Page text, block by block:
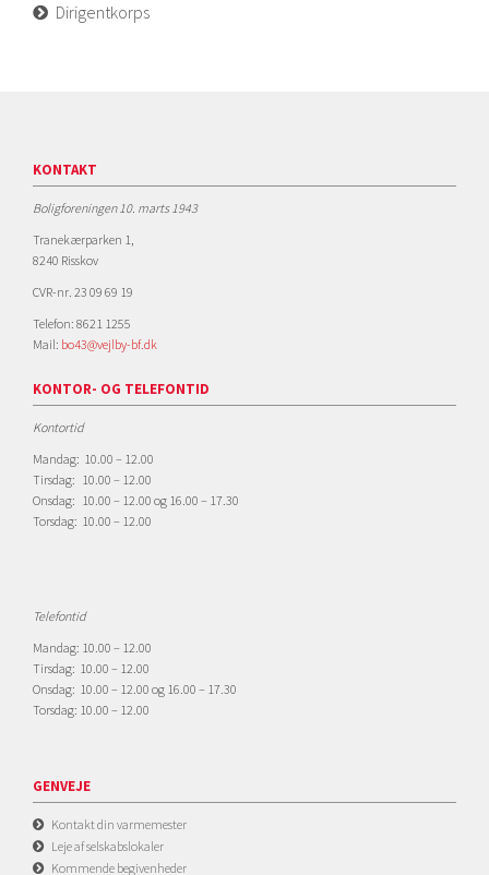
Dirigentkorps
KONTAKT
Boligforeningen 10. marts 1943
Tranekærparken 1,
8240 Risskov
CVR-nr. 23 09 69 19
Telefon: 8621 1255
Mail: bo43@vejlby-bf.dk
KONTOR- OG TELEFONTID
Kontortid
Mandag: 10.00 – 12.00
Tirsdag: 10.00 – 12.00
Onsdag: 10.00 – 12.00 og 16.00 – 17.30
Torsdag: 10.00 – 12.00
Telefontid
Mandag: 10.00 – 12.00
Tirsdag: 10.00 – 12.00
Onsdag: 10.00 – 12.00 og 16.00 – 17.30
Torsdag: 10.00 – 12.00
GENVEJE
Kontakt din varmemester
Leje af selskabslokaler
Kommende begivenheder